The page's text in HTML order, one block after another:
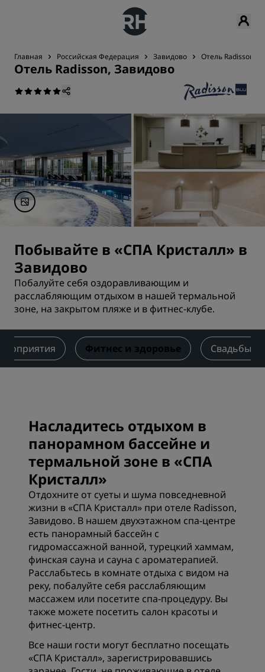
Главная Российская Федерация Завидово Отель Radisson,
Отель Radisson, Завидово
Побывайте в «СПА Кристалл» в
Завидово
Побалуйте себя оздоравливающим и
расслабляющим отдыхом в нашей термальной
зоне, на закрытом пляже и в фитнес-клубе.
Фитнес и здоровье Свадьбы
Насладитесь отдыхом в
панорамном бассейне и
термальной зоне в «СПА
Кристалл»
Отдохните от суеты и шума повседневной
жизни в «СПА Кристалл» при отеле Radisson,
Завидово. В­ нашем двухэтажном спа-центре
есть панорамный бассейн с
гидромассажной ванной, турецкий хаммам,
финская сауна и сауна с ароматерапией.
Расслабьтесь в комнате отдыха с видом на
реку, побалуйте себя расслабляющим
массажем или посетите спа-процедуру. Вы
также можете посетить салон красоты и
фитнес-центр.
Все наши гости могут бесплатно посещать
«СПА Кристалл», зарегистрировавшись